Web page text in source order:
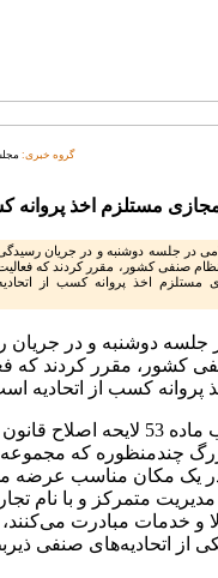
گروه خبری:
مستلزم اخذ
در جلسه دوشنبه و در جریان
نظام صنفی کشور، مقرر کردند که
مستلزم اخذ پروانه کسب از
جلسه دوشنبه و در جریان
کشور، مقرر کردند که
کسب از اتحادیه
به گزارش ایسنا، نمایندگان با تصویب ماده
چندمنظوره که
در یک مکان مناسب عرضه
متمرکز و با نام
و خدمات مبادرت
از اتحادیه‌های صنفی